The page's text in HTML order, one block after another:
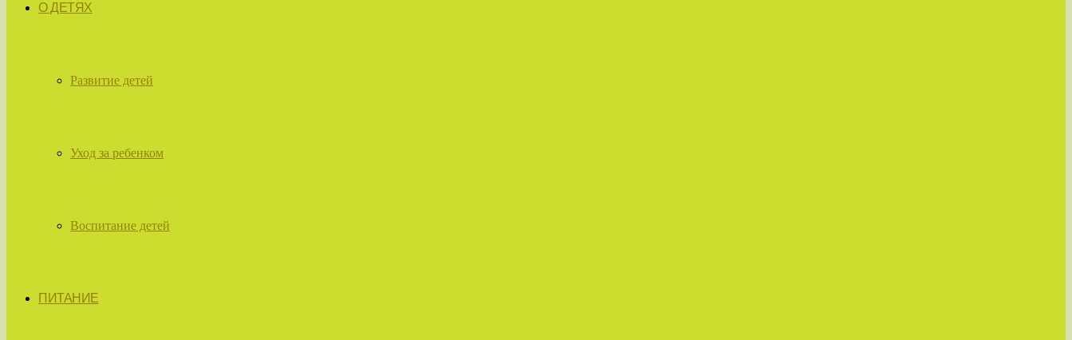
О ДЕТЯХ
Развитие детей
Уход за ребенком
Воспитание детей
ПИТАНИЕ